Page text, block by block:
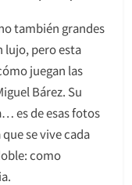
también grandes
lujo, pero esta
juegan las
Bárez. Su
es de esas fotos
se vive cada
como